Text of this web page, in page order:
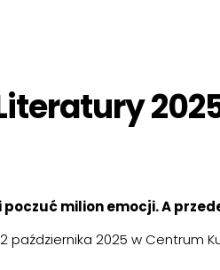
milion emocji. A
2025 w Centrum